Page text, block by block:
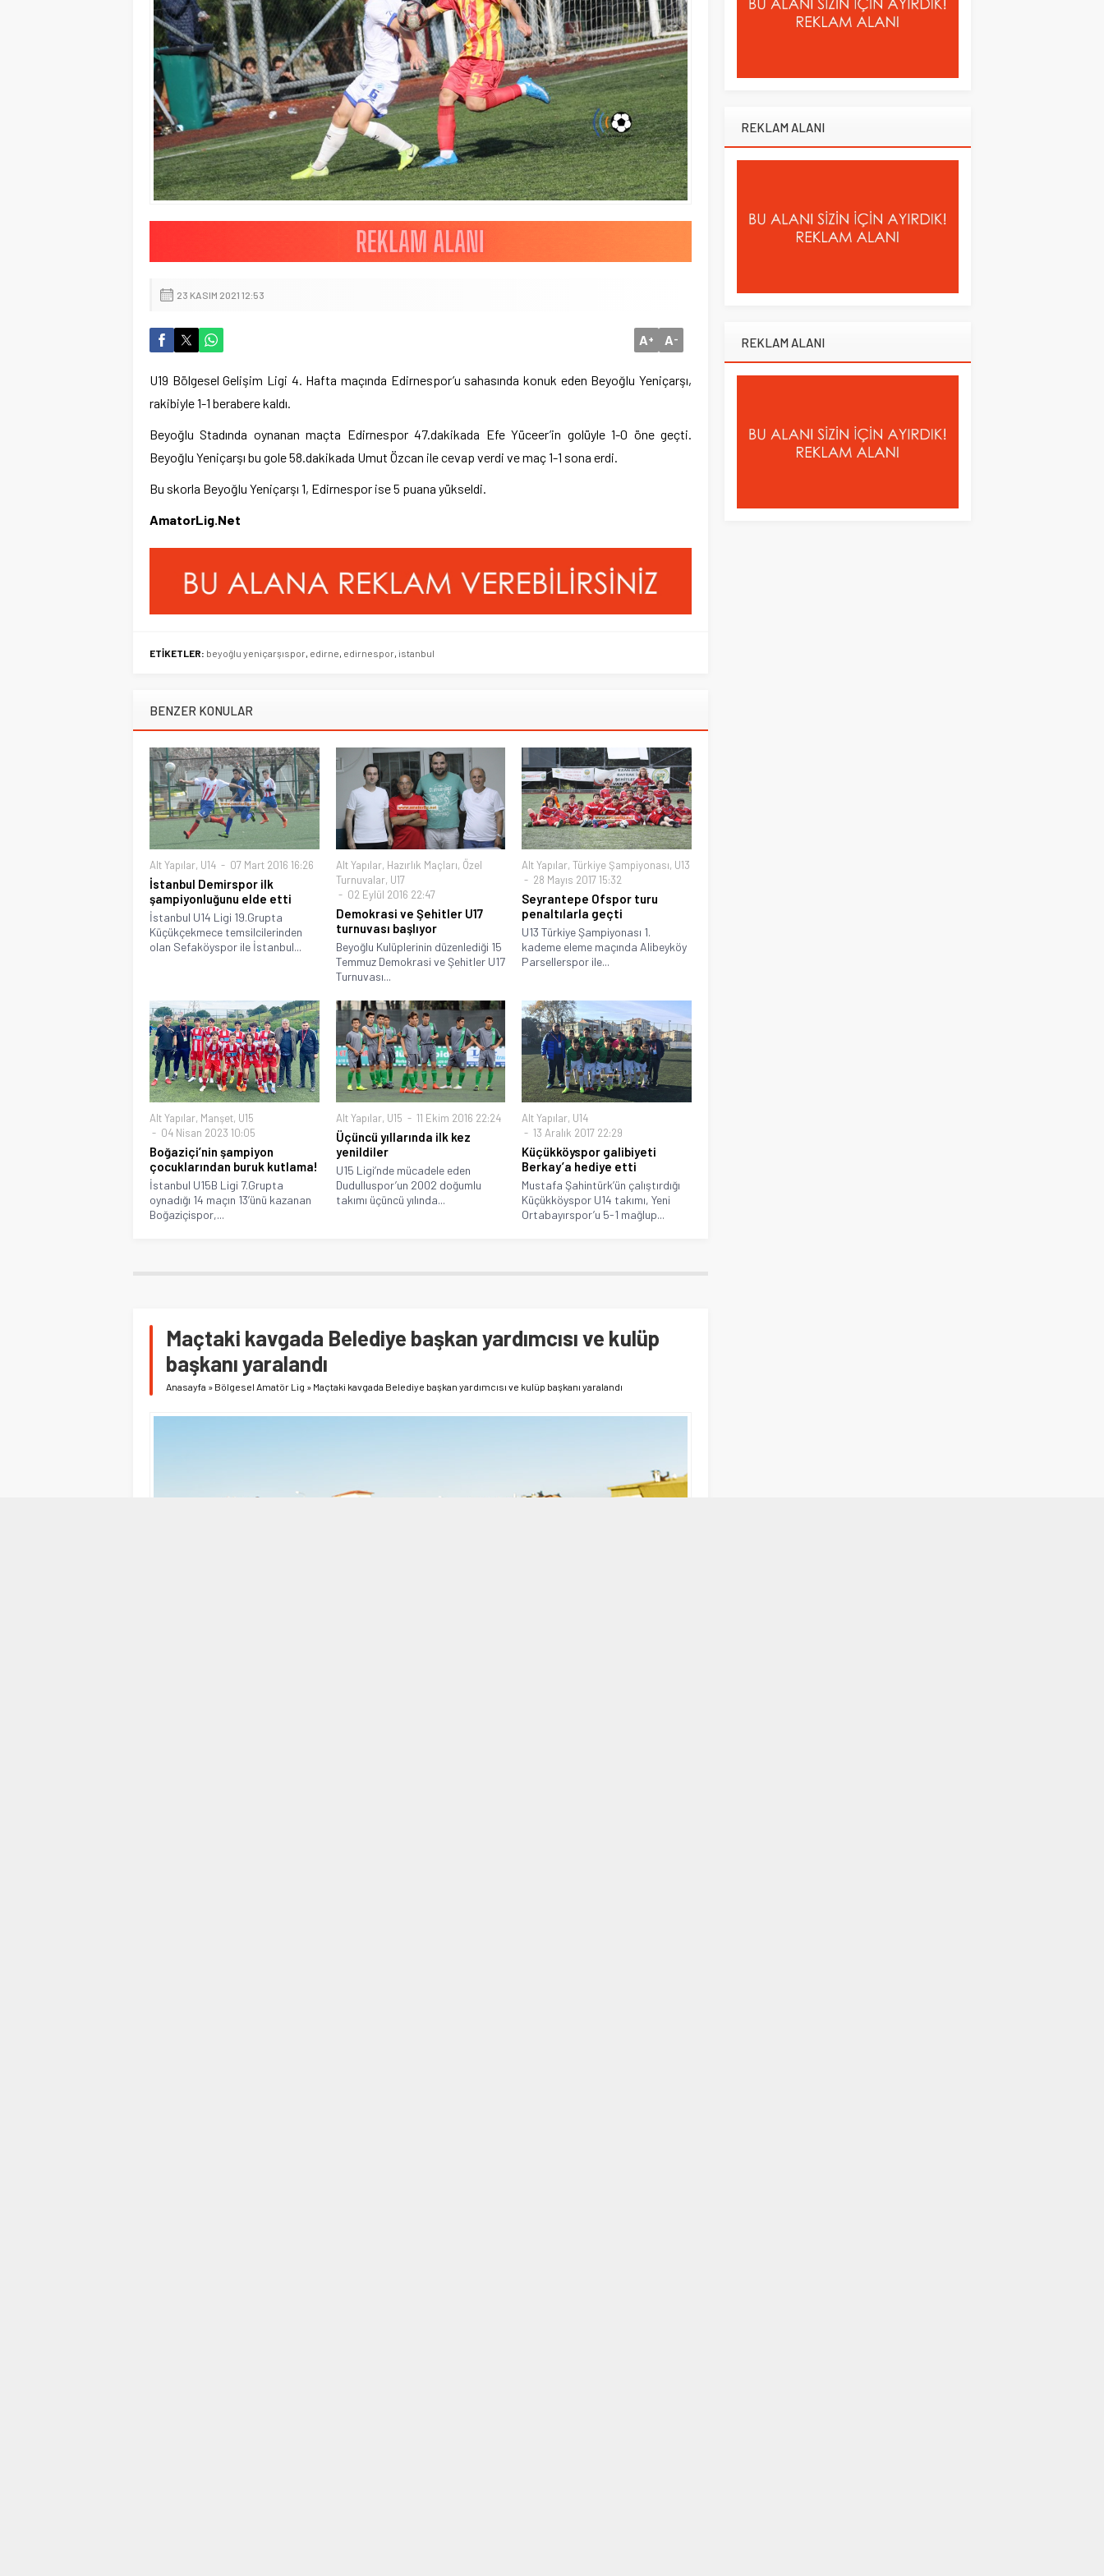
23 KASIM 2021 12:53
A+ A-
U19 Bölgesel Gelişim Ligi 4. Hafta maçında Edirnespor’u sahasında konuk eden Beyoğlu Yeniçarşı,
rakibiyle 1-1 berabere kaldı.
Beyoğlu Stadında oynanan maçta Edirnespor 47.dakikada Efe Yüceer’in golüyle 1-0 öne geçti.
Beyoğlu Yeniçarşı bu gole 58.dakikada Umut Özcan ile cevap verdi ve maç 1-1 sona erdi.
Bu skorla Beyoğlu Yeniçarşı 1, Edirnespor ise 5 puana yükseldi.
AmatorLig.Net
ETİKETLER: beyoğlu yeniçarşıspor, edirne, edirnespor, istanbul
BENZER KONULAR
Alt Yapılar, U14 07 Mart 2016 16:26
İstanbul Demirspor ilk
şampiyonluğunu elde etti
İstanbul U14 Ligi 19.Grupta
Küçükçekmece temsilcilerinden
olan Sefaköyspor ile İstanbul...
Alt Yapılar, Hazırlık Maçları, Özel
Turnuvalar, U17
02 Eylül 2016 22:47
Demokrasi ve Şehitler U17
turnuvası başlıyor
Beyoğlu Kulüplerinin düzenlediği 15
Temmuz Demokrasi ve Şehitler U17
Turnuvası...
Alt Yapılar,Türkiye Şampiyonası, U13
28 Mayıs 2017 15:32
Seyrantepe Ofspor turu
penaltılarla geçti
U13 Türkiye Şampiyonası 1.
kademe eleme maçında Alibeyköy
Parsellerspor ile...
Alt Yapılar, Manşet, U15
04 Nisan 2023 10:05
Boğaziçi’nin şampiyon
çocuklarından buruk kutlama!
İstanbul U15B Ligi 7.Grupta
oynadığı 14 maçın 13’ünü kazanan
Boğaziçispor,...
Alt Yapılar, U15 11 Ekim 2016 22:24
Üçüncü yıllarında ilk kez
yenildiler
U15 Ligi’nde mücadele eden
Dudulluspor’un 2002 doğumlu
takımı üçüncü yılında...
Alt Yapılar, U14
13 Aralık 2017 22:29
Küçükköyspor galibiyeti
Berkay’a hediye etti
Mustafa Şahintürk’ün çalıştırdığı
Küçükköyspor U14 takımı, Yeni
Ortabayırspor’u 5-1 mağlup...
Maçtaki kavgada Belediye başkan yardımcısı ve kulüp
başkanı yaralandı
Anasayfa » Bölgesel Amatör Lig » Maçtaki kavgada Belediye başkan yardımcısı ve kulüp başkanı yaralandı
REKLAM ALANI
REKLAM ALANI